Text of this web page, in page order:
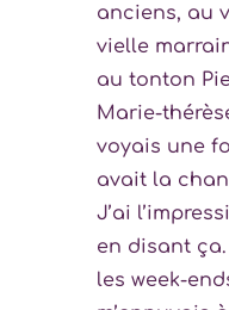
anciens, au
vielle
au tonton
Marie-
voyais une
avait la
J’ai
en disant
les week-